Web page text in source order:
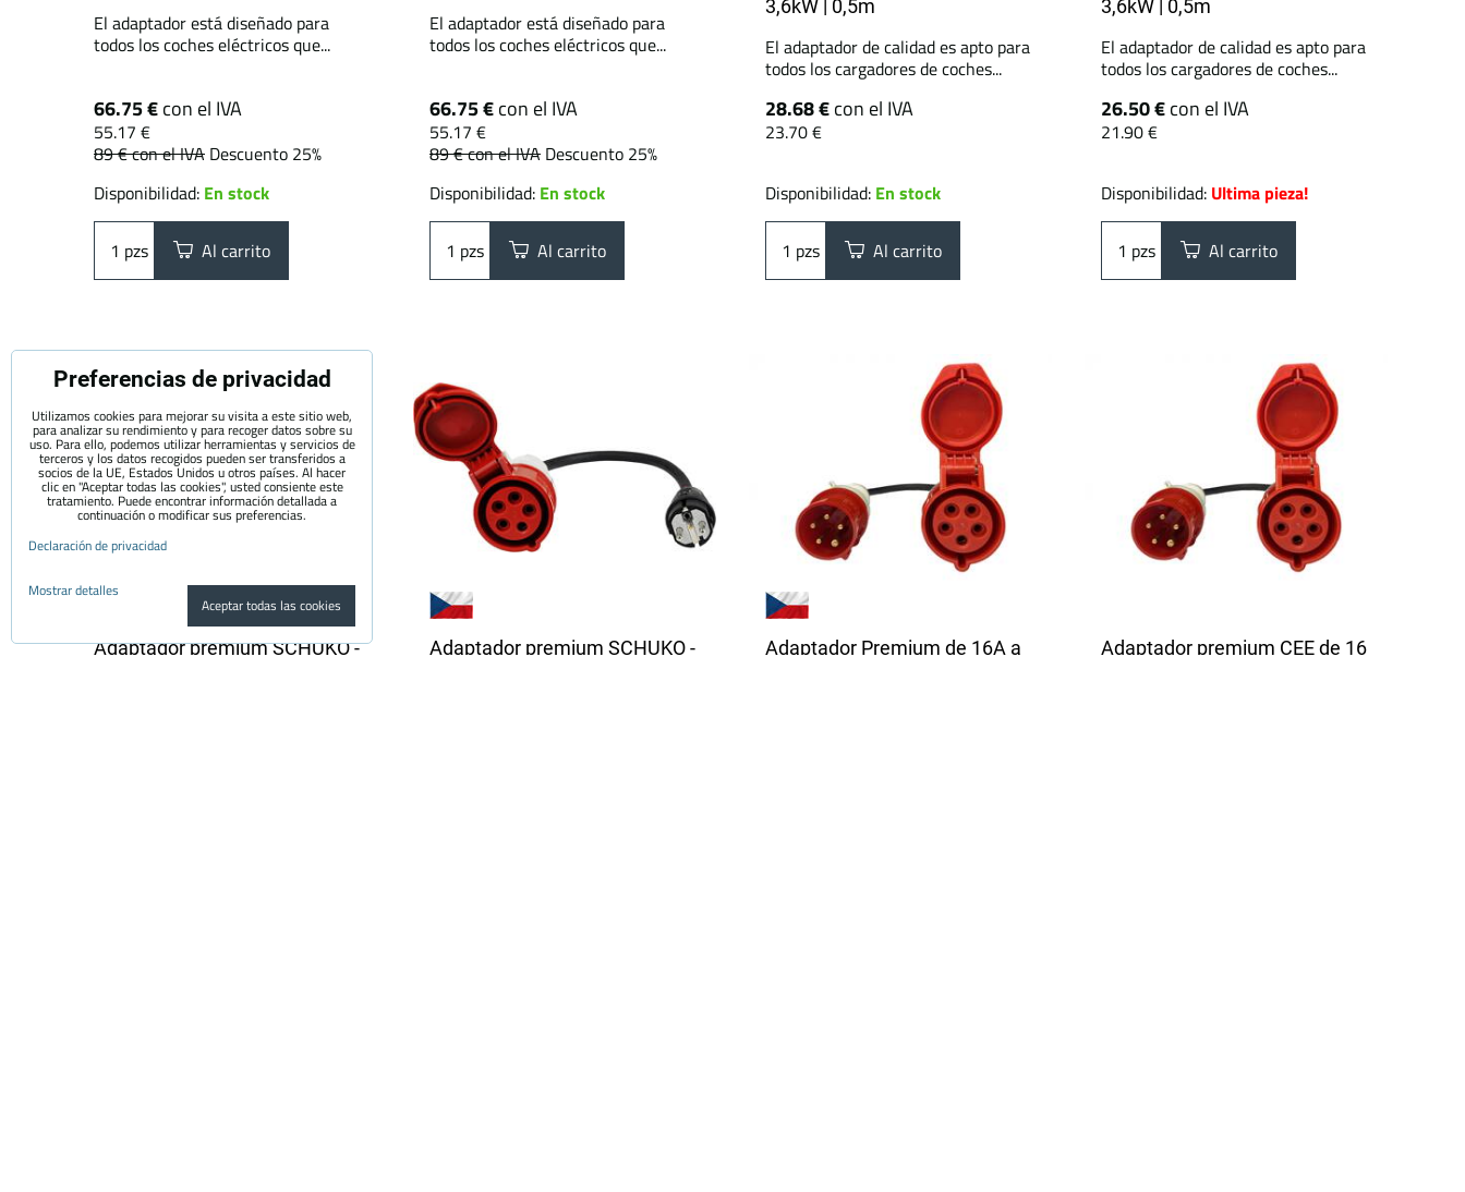
El adaptador está diseñado para
todos los coches eléctricos que...
66.75 €con el IVA
55.17 €
89 €con el IVA Descuento 25%
Disponibilidad: En stock
pzs Al carrito
El adaptador está diseñado para
todos los coches eléctricos que...
66.75 €con el IVA
55.17 €
89 €con el IVA Descuento 25%
Disponibilidad: En stock
pzs Al carrito
3,6kW | 0,5m
El adaptador de calidad es apto para
todos los cargadores de coches...
28.68 €con el IVA
23.70 €
Disponibilidad: En stock
pzs Al carrito
3,6kW | 0,5m
El adaptador de calidad es apto para
todos los cargadores de coches...
26.50 €con el IVA
21.90 €
Disponibilidad: Ultima pieza!
pzs Al carrito
Adaptador premium SCHUKO -
Adaptador premium SCHUKO -
Adaptador Premium de 16A a
Adaptador premium CEE de 16
Preferencias de privacidad
Utilizamos cookies para mejorar su visita a este sitio web,
para analizar su rendimiento y para recoger datos sobre su
uso. Para ello, podemos utilizar herramientas y servicios de
terceros y los datos recogidos pueden ser transferidos a
socios de la UE, Estados Unidos u otros países. Al hacer
clic en "Aceptar todas las cookies", usted consiente este
tratamiento. Puede encontrar información detallada a
continuación o modificar sus preferencias.
Declaración de privacidad
Mostrar detalles
Aceptar todas las cookies